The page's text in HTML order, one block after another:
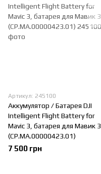
Артикул: 245100
Аккумулятор / Батарея DJI
Intelligent Flight Battery for
Mavic 3, батарея для Мавик 3
(CP.MA.00000423.01)
7 500 грн